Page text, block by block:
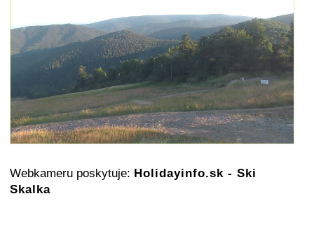
Webkameru poskytuje: Holidayinfo.sk - Ski
Skalka